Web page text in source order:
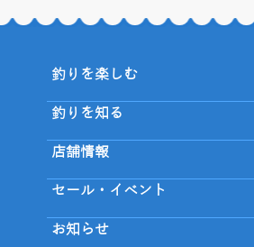
釣りを楽しむ
釣りを知る
店舗情報
セール・イベント
お知らせ